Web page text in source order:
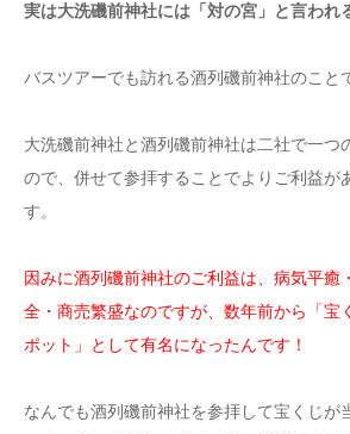
実は大洗磯前神社には「対の宮」と言われ
バスツアーでも訪れる酒列磯前神社のこと
大洗磯前神社と酒列磯前神社は二社で一つ
ので、併せて参拝することでよりご利益が
す。
因みに酒列磯前神社のご利益は、病気平癒
全・商売繁盛なのですが、数年前から「宝
ポット」として有名になったんです！
なんでも酒列磯前神社を参拝して宝くじが